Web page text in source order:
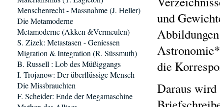
und
die
Daraus wird
Menschenrecht - Massnahme (J. Heller)
Die Metamoderne
Metamoderne (Akken &Vermeulen)
S. Zizek: Metastasen - Geniessen
Migration & Integration (R. Süssmuth)
B. Russell : Lob des Müßiggangs
I. Trojanow: Der überflüssige Mensch
Die Missbrauchten
F. Scheider: Ende der Megamaschine